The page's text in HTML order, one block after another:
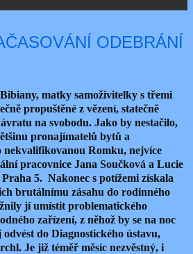
ODEBRÁNÍ
matky samoživitelky s třemi
propuštěné z vězení, statečně
na svobodu. Jako by nestačilo,
pronajímatelů bytů a
nekvalifikovanou Romku, nejvíce
pracovnice Jana Součková a Lucie
5. Nakonec s potížemi získala
brutálnímu zásahu do rodinného
jí umístit problematického
zařízení, z něhož by se na noc
do Diagnostického ústavu,
Je již téměř měsíc nezvěstný, i